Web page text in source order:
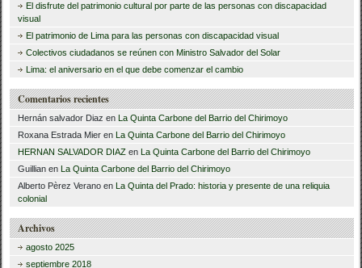
a
r
:
El disfrute del patrimonio cultural por parte de las personas con discapacidad
visual
El patrimonio de Lima para las personas con discapacidad visual
Colectivos ciudadanos se reúnen con Ministro Salvador del Solar
Lima: el aniversario en el que debe comenzar el cambio
Comentarios recientes
Hernán salvador Diaz en La Quinta Carbone del Barrio del Chirimoyo
Roxana Estrada Mier en La Quinta Carbone del Barrio del Chirimoyo
HERNAN SALVADOR DIAZ en La Quinta Carbone del Barrio del Chirimoyo
Guillian en La Quinta Carbone del Barrio del Chirimoyo
Alberto Pèrez Verano en La Quinta del Prado: historia y presente de una reliquia
colonial
Archivos
agosto 2025
septiembre 2018